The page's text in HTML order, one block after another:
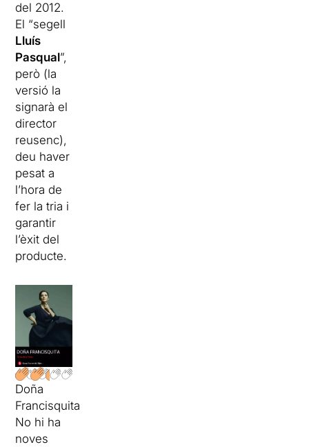
del 2012.
El “segell
Lluís
Pasqual”,
però (la
versió la
signarà el
director
reusenc),
deu haver
pesat a
l’hora de
fer la tria i
garantir
l’èxit del
producte.
Doña
Francisquita
No hi ha
noves